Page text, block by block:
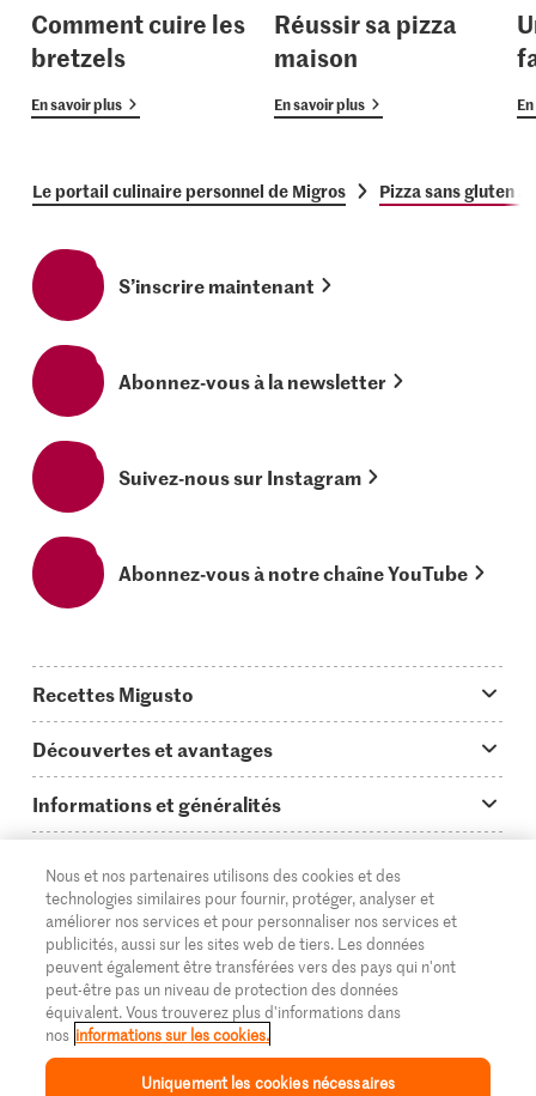
Comment cuire les
bretzels
En savoir plus
Réussir sa pizza
maison
En savoir plus
Le portail culinaire personnel de Migros Pizza sans gluten
S’inscrire maintenant
Abonnez-vous à la newsletter
Suivez-nous sur Instagram
Abonnez-vous à notre chaîne YouTube
Recettes Migusto
Idées de menus
Plats principaux
Simple & vite prêt
Apéritif
Préparations au four
Enfants & famille
Toutes les recettes
Découvertes et avantages
On en parle...
Tutoriels
Glossaire des ingrédients
Login Migusto
Magazine Migusto
Informations et généralités
Questions concernant Migusto
Cuisiner avec Migusto
Service clientèle & contact
Publicité
Impressum
Supermarché
Migros Online
À propos de Migros
Magasins
© 2026 La Fédération des coopératives Migros
DE FR IT
Nous et nos partenaires utilisons des cookies et des
technologies similaires pour fournir, protéger, analyser et
améliorer nos services et pour personnaliser nos services et
publicités, aussi sur les sites web de tiers. Les données
peuvent également être transférées vers des pays qui n'ont
peut-être pas un niveau de protection des données
équivalent. Vous trouverez plus d'informations dans
nos informations sur les cookies.
Uniquement les cookies nécessaires